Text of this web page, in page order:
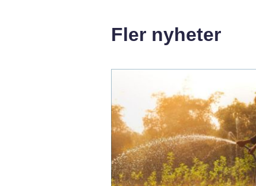
Fler nyheter